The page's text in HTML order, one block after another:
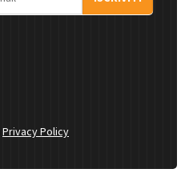
Privacy Policy